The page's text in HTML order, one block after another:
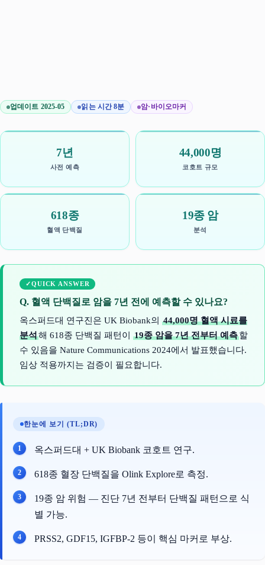
업데이트 2025-05 읽는 시간 8분 암·바이오마커
7년
사전 예측
44,000명
코호트 규모
618종
혈액 단백질
19종 암
분석
QUICK ANSWER
Q. 혈액 단백질로 암을 7년 전에 예측할 수 있나요?
옥스퍼드대 연구진은 UK Biobank의
44,000명 혈액 시료를
분석해 618종 단백질 패턴이 19종 암을 7년 전부터 예측할
수 있음을 Nature Communications 2024에서 발표했습니다.
임상 적용까지는 검증이 필요합니다.
한눈에 보기 (TL;DR)
옥스퍼드대 + UK Biobank 코호트 연구.
618종 혈장 단백질을 Olink Explore로 측정.
19종 암 위험 — 진단 7년 전부터 단백질 패턴으로 식
별 가능.
PRSS2, GDF15, IGFBP-2 등이 핵심 마커로 부상.